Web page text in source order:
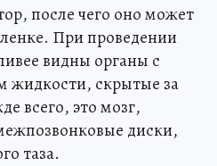
после чего оно может
При проведении
видны органы с
жидкости, скрытые за
всего, это мозг,
диски,
таза.